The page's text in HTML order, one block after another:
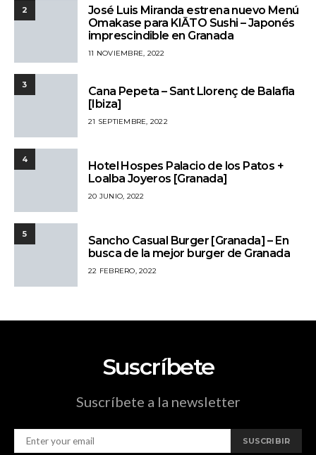
2
José Luis Miranda estrena nuevo Menú
Omakase para KIĀTO Sushi – Japonés
imprescindible en Granada
11 NOVIEMBRE, 2022
3
Cana Pepeta – Sant Llorenç de Balafia
[Ibiza]
21 SEPTIEMBRE, 2022
4
Hotel Hospes Palacio de los Patos +
Loalba Joyeros [Granada]
20 JUNIO, 2022
5
Sancho Casual Burger [Granada] – En
busca de la mejor burger de Granada
22 FEBRERO, 2022
Suscríbete
Suscríbete a la newsletter
SUSCRIBIR